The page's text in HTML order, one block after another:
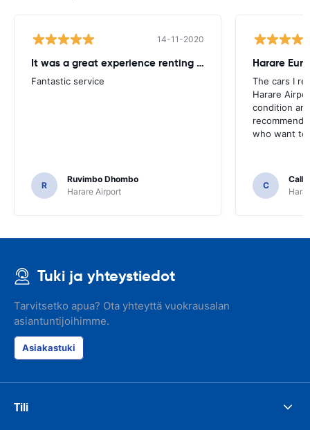
14-11-2020
It was a great experience renting from Europcar
Fantastic service
R
Ruvimbo Dhombo
Harare Airport
Harare
The cars I
Harare
condition
recommend
who want to
C
Tuki ja yhteystiedot
Tarvitsetko apua? Ota yhteyttä vuokrausalan
asiantuntijoihimme.
Asiakastuki
Tili